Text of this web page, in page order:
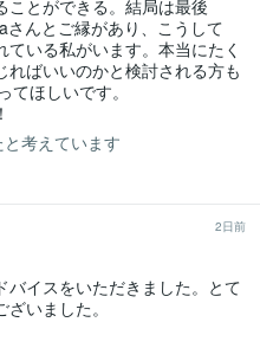
ことができる。結局は最後
さんとご縁があり、こうして
いる私がいます。本当にたく
ばいいのかと検討される方も
ほしいです。
考えています
2日前
イスをいただきました。とて
いました。